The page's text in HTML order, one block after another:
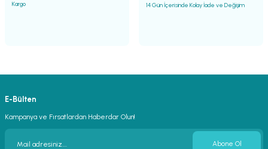
Kargo
14 Gün İçerisinde Kolay İade ve Değişim
E-Bülten
Kampanya ve Fırsatlardan Haberdar Olun!
Abone Ol